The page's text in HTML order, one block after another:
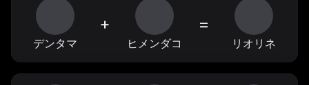
デンタマ
+
ヒメンダコ
=
リオリネ